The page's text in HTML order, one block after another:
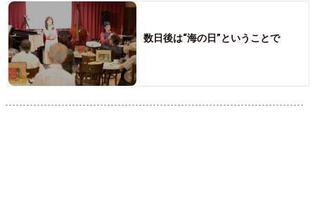
数日後は“海の日”ということで